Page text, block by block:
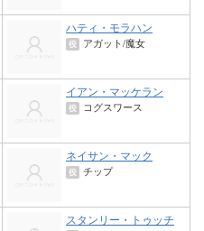
ハティ・モラハン
役 アガット/魔女
イアン・マッケラン
役 コグスワース
ネイサン・マック
役 チップ
スタンリー・トゥッチ